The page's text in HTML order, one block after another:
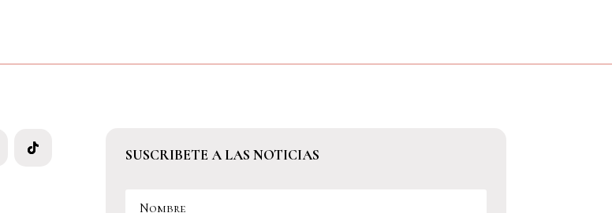
SUSCRIBETE A LAS NOTICIAS